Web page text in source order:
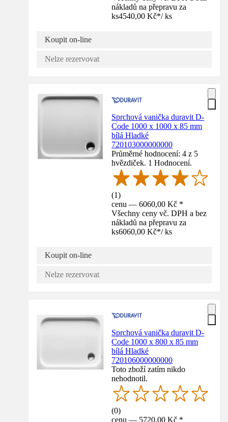
nákladů na přepravu za
ks4540,00 Kč*/ ks
Koupit on-line
Nelze rezervovat
Sprchová vanička duravit D-
Code 1000 x 1000 x 85 mm
bílá Hladké
720103000000000
Průměrné hodnocení: 4 z 5
hvězdiček. 1 Hodnocení.
(1)
cenu — 6060,00 Kč *
Všechny ceny vč. DPH a bez
nákladů na přepravu za
ks6060,00 Kč*/ ks
Koupit on-line
Nelze rezervovat
Sprchová vanička duravit D-
Code 1000 x 800 x 85 mm
bílá Hladké
720106000000000
Toto zboží zatím nikdo
nehodnotil.
(0)
cenu — 5720,00 Kč *